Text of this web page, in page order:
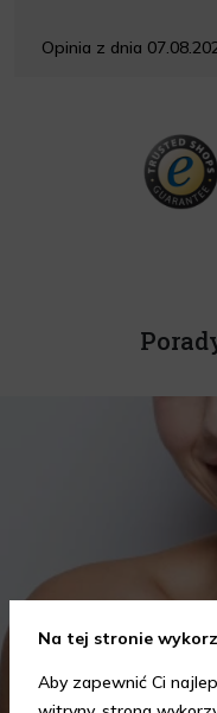
Opinia z dnia
Na tej stronie
Aby zapewnić Ci